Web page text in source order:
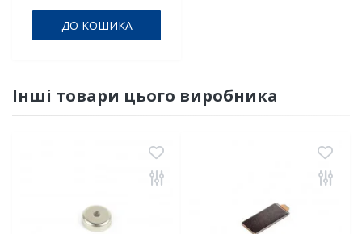
ДО КОШИКА
Інші товари цього виробника